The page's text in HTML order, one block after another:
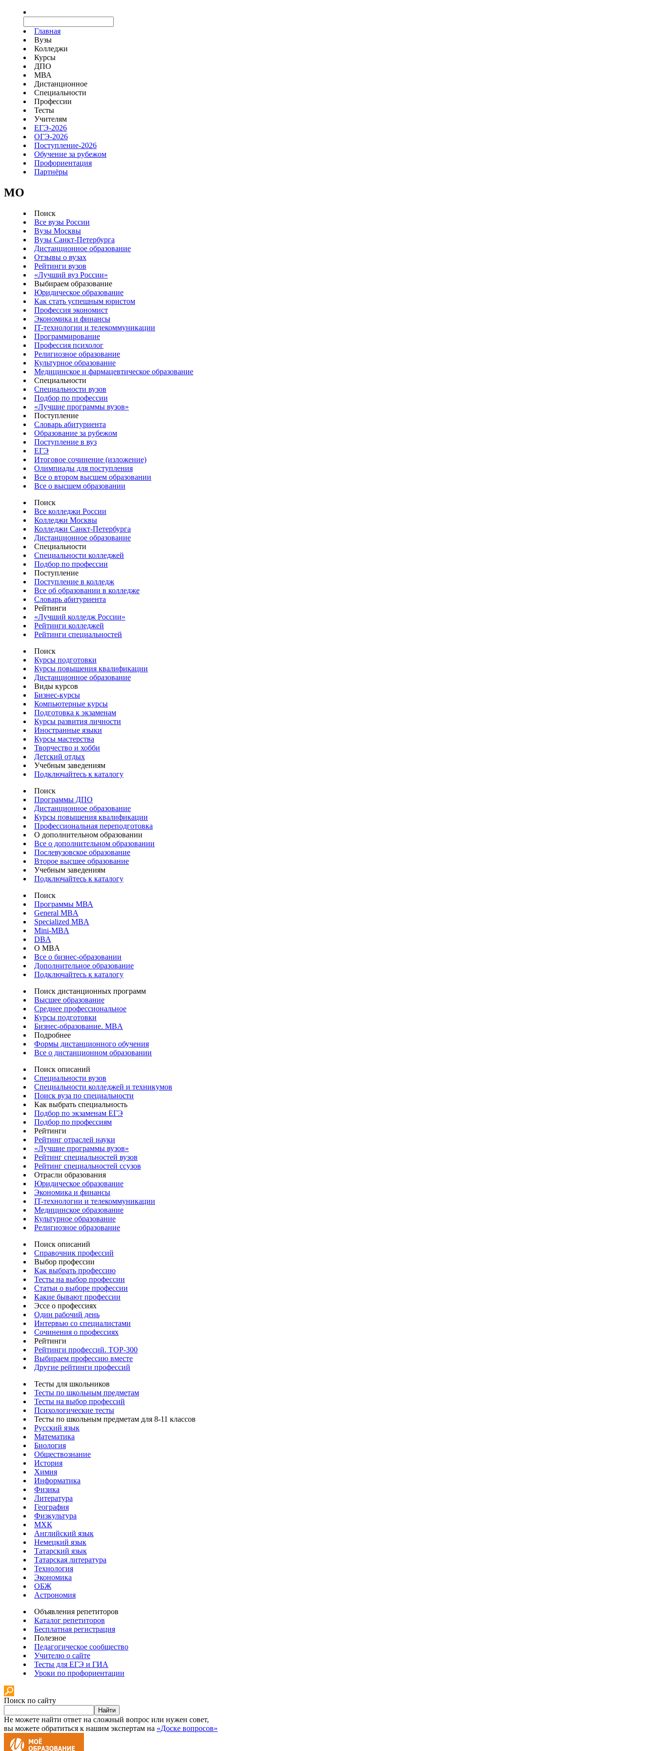
Главная
Вузы
Колледжи
Курсы
ДПО
МВА
Дистанционное
Специальности
Профессии
Тесты
Учителям
ЕГЭ-2026
ОГЭ-2026
Поступление-2026
Обучение за рубежом
Профориентация
Партнёры
MO
Поиск
Все вузы России
Вузы Москвы
Вузы Санкт-Петербурга
Дистанционное образование
Отзывы о вузах
Рейтинги вузов
«Лучший вуз России»
Выбираем образование
Юридическое образование
Как стать успешным юристом
Профессия экономист
Экономика и финансы
IT-технологии и телекоммуникации
Программирование
Профессия психолог
Религиозное образование
Культурное образование
Медицинское и фармацевтическое образование
Специальности
Специальности вузов
Подбор по профессии
«Лучшие программы вузов»
Поступление
Словарь абитуриента
Образование за рубежом
Поступление в вуз
ЕГЭ
Итоговое сочинение (изложение)
Олимпиады для поступления
Все о втором высшем образовании
Все о высшем образовании
Поиск
Все колледжи России
Колледжи Москвы
Колледжи Санкт-Петербурга
Дистанционное образование
Специальности
Специальности колледжей
Подбор по профессии
Поступление
Поступление в колледж
Все об образовании в колледже
Словарь абитуриента
Рейтинги
«Лучший колледж России»
Рейтинги колледжей
Рейтинги специальностей
Поиск
Курсы подготовки
Курсы повышения квалификации
Дистанционное образование
Виды курсов
Бизнес-курсы
Компьютерные курсы
Подготовка к экзаменам
Курсы развития личности
Иностранные языки
Курсы мастерства
Творчество и хобби
Детский отдых
Учебным заведениям
Подключайтесь к каталогу
Поиск
Программы ДПО
Дистанционное образование
Курсы повышения квалификации
Профессиональная переподготовка
О дополнительном образовании
Все о дополнительном образовании
Послевузовское образование
Второе высшее образование
Учебным заведениям
Подключайтесь к каталогу
Поиск
Программы МВА
General MBA
Specialized MBA
Mini-MBA
DBA
О MBA
Все о бизнес-образовании
Дополнительное образование
Подключайтесь к каталогу
Поиск дистанционных программ
Высшее образование
Среднее профессиональное
Курсы подготовки
Бизнес-образование. MBA
Подробнее
Формы дистанционного обучения
Все о дистанционном образовании
Поиск описаний
Специальности вузов
Специальности колледжей и техникумов
Поиск вуза по специальности
Как выбрать специальность
Подбор по экзаменам ЕГЭ
Подбор по профессиям
Рейтинги
Рейтинг отраслей науки
«Лучшие программы вузов»
Рейтинг специальностей вузов
Рейтинг специальностей ссузов
Отрасли образования
Юридическое образование
Экономика и финансы
IT-технологии и телекоммуникации
Медицинское образование
Культурное образование
Религиозное образование
Поиск описаний
Справочник профессий
Выбор профессии
Как выбрать профессию
Тесты на выбор профессии
Статьи о выборе профессии
Какие бывают профессии
Эссе о профессиях
Один рабочий день
Интервью со специалистами
Сочинения о профессиях
Рейтинги
Рейтинги профессий. TOP-300
Выбираем профессию вместе
Другие рейтинги профессий
Тесты для школьников
Тесты по школьным предметам
Тесты на выбор профессий
Психологические тесты
Тесты по школьным предметам для 8-11 классов
Русский язык
Математика
Биология
Обществознание
История
Химия
Информатика
Физика
Литература
География
Физкультура
МХК
Английский язык
Немецкий язык
Татарский язык
Татарская литература
Технология
Экономика
ОБЖ
Астрономия
Объявления репетиторов
Каталог репетиторов
Бесплатная регистрация
Полезное
Педагогическое сообщество
Учителю о сайте
Тесты для ЕГЭ и ГИА
Уроки по профориентации
Поиск по сайту
Найти
Не можете найти ответ на сложный вопрос или нужен совет,
вы можете обратиться к нашим экспертам на «Доске вопросов»